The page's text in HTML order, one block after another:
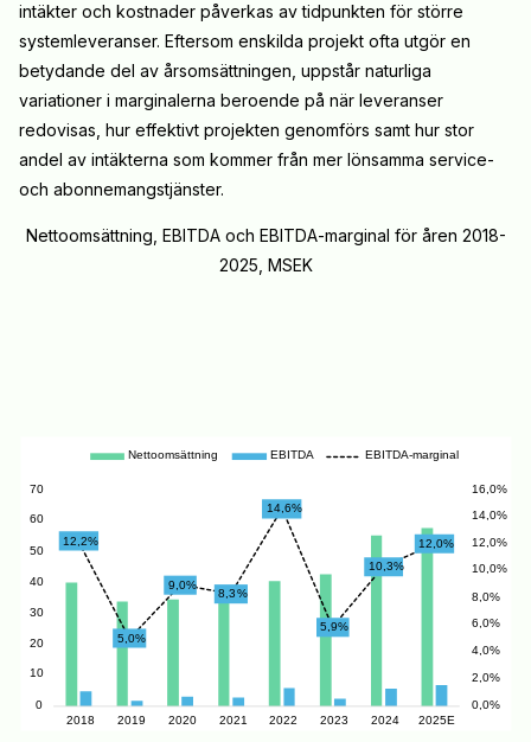
intäkter och kostnader påverkas av tidpunkten för större
systemleveranser. Eftersom enskilda projekt ofta utgör en
betydande del av årsomsättningen, uppstår naturliga
variationer i marginalerna beroende på när leveranser
redovisas, hur effektivt projekten genomförs samt hur stor
andel av intäkterna som kommer från mer lönsamma service-
och abonnemangstjänster.
Nettoomsättning, EBITDA och EBITDA-marginal för åren 2018-
2025, MSEK